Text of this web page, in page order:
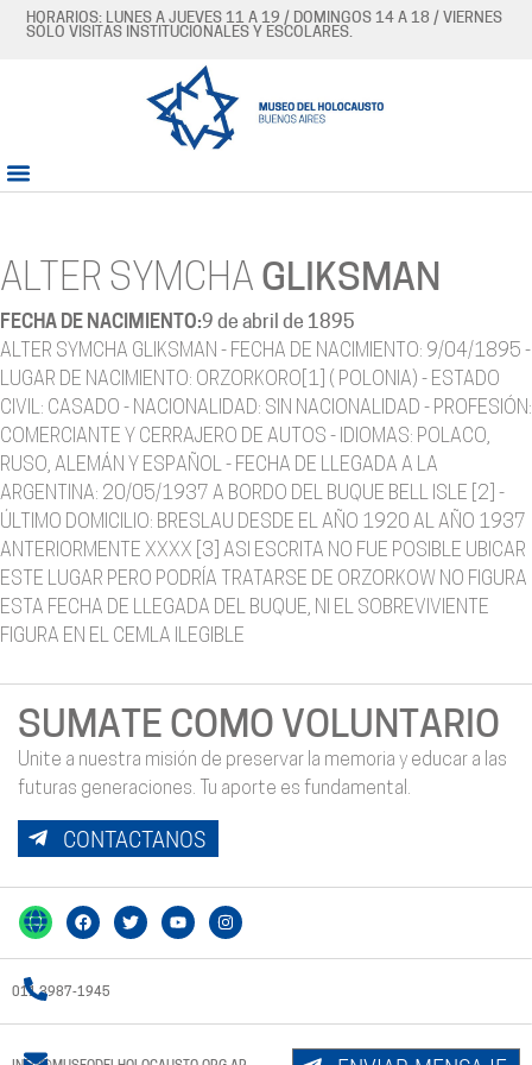
HORARIOS: LUNES A JUEVES 11 A 19 / DOMINGOS 14 A 18 / VIERNES
SÓLO VISITAS INSTITUCIONALES Y ESCOLARES.
ALTER SYMCHA GLIKSMAN
FECHA DE NACIMIENTO:9 de abril de 1895
ALTER SYMCHA GLIKSMAN - FECHA DE NACIMIENTO: 9/04/1895 -
LUGAR DE NACIMIENTO: ORZORKORO[1] ( POLONIA) - ESTADO
CIVIL: CASADO - NACIONALIDAD: SIN NACIONALIDAD - PROFESIÓN:
COMERCIANTE Y CERRAJERO DE AUTOS - IDIOMAS: POLACO,
RUSO, ALEMÁN Y ESPAÑOL - FECHA DE LLEGADA A LA
ARGENTINA: 20/05/1937 A BORDO DEL BUQUE BELL ISLE [2] -
ÚLTIMO DOMICILIO: BRESLAU DESDE EL AÑO 1920 AL AÑO 1937
ANTERIORMENTE XXXX [3] ASI ESCRITA NO FUE POSIBLE UBICAR
ESTE LUGAR PERO PODRÍA TRATARSE DE ORZORKOW NO FIGURA
ESTA FECHA DE LLEGADA DEL BUQUE, NI EL SOBREVIVIENTE
FIGURA EN EL CEMLA ILEGIBLE
SUMATE COMO VOLUNTARIO
Unite a nuestra misión de preservar la memoria y educar a las
futuras generaciones. Tu aporte es fundamental.
CONTACTANOS
011 3987-1945